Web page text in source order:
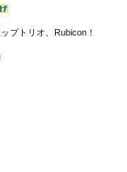
プトリオ、Rubicon！